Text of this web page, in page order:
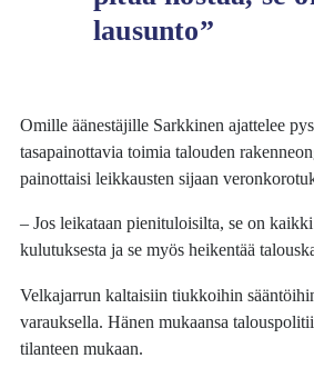
lausunto”
Omille äänestäjille Sarkkinen ajattelee
tasapainottavia toimia talouden
painottaisi leikkausten sijaan
– Jos leikataan pienituloisilta, se on
kulutuksesta ja se myös heikentää
Velkajarrun kaltaisiin tiukkoihin
varauksella. Hänen mukaansa
tilanteen mukaan.